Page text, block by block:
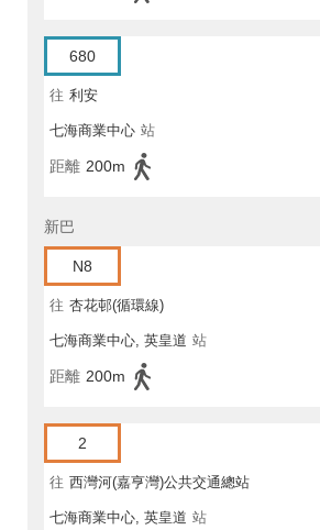
680
往 利安
七海商業中心 站
距離 200m
新巴
N8
往 杏花邨(循環線)
七海商業中心, 英皇道 站
距離 200m
2
往 西灣河(嘉亨灣)公共交通總站
七海商業中心, 英皇道 站